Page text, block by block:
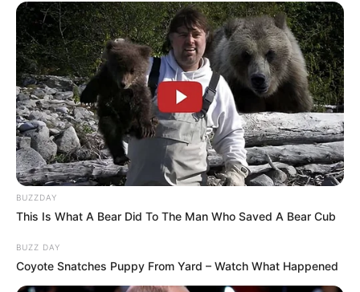
BUZZDAY
This Is What A Bear Did To The Man Who Saved A Bear Cub
BUZZ DAY
Coyote Snatches Puppy From Yard – Watch What Happened